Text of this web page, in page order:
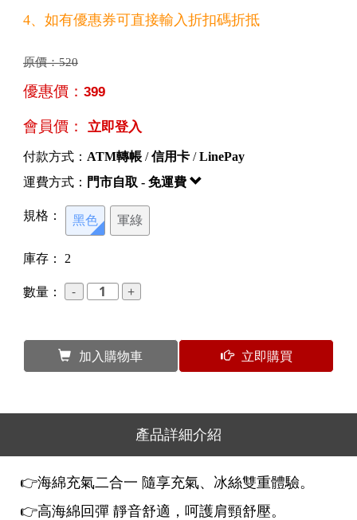
4、如有優惠券可直接輸入折扣碼折抵
原價：520
優惠價： 399
會員價： 立即登入
付款方式： ATM轉帳/信用卡/LinePay
運費方式： 門市自取 - 免運費
規格： 黑色 軍綠
庫存： 2
數量：
加入購物車 立即購買
產品詳細介紹
👉海綿充氣二合一 隨享充氣、冰絲雙重體驗。
👉高海綿回彈 靜音舒適，呵護肩頸舒壓。